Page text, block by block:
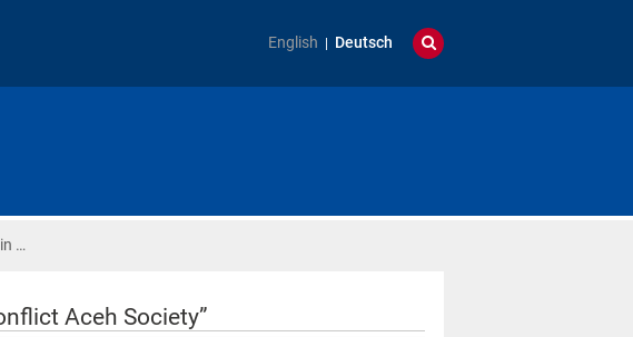
English Deutsch
…
Aceh Society”